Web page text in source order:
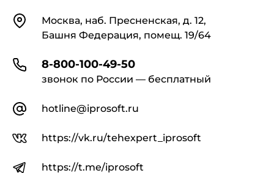
КонтактыМосква, наб. Пресненская, д. 12,
Башня Федерация, помещ. 19/64
8-800-100-49-50
звонок по России — бесплатный
hotline@iprosoft.ru
https://vk.ru/tehexpert_iprosoft
https://t.me/iprosoft